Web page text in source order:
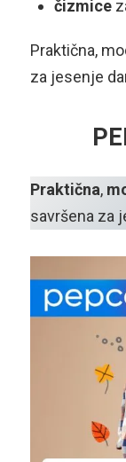
čizmice
Praktična,
za jesenje
Praktična,
savršena za